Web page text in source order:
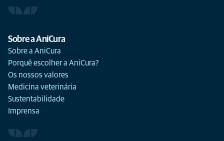
Sobre a AniCura
Sobre a AniCura
Porquê escolher a AniCura?
Os nossos valores
Medicina veterinária
Sustentabilidade
Imprensa